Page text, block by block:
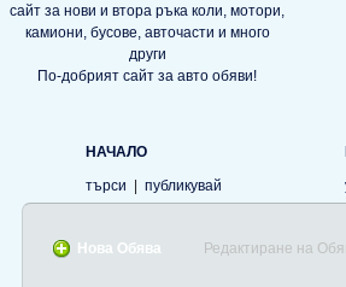
По-добрият сайт за авто обяви!
НАЧАЛО
търси
публикувай
Нова Обява Редактиране на